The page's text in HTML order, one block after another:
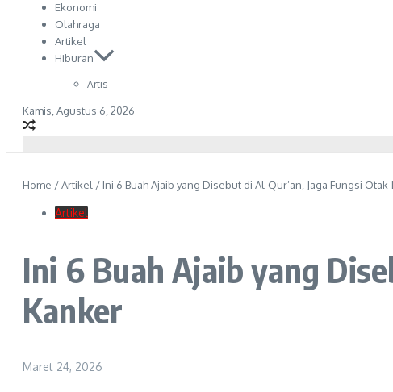
Ekonomi
Olahraga
Artikel
Hiburan
Artis
Kamis, Agustus 6, 2026
Home /Artikel / Ini 6 Buah Ajaib yang Disebut di Al-Qur’an, Jaga Fungsi
Artikel
Ini 6 Buah Ajaib yang
Kanker
Maret 24, 2026